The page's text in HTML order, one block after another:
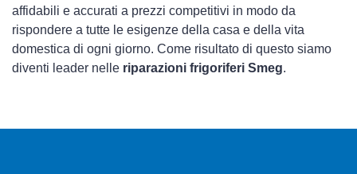
affidabili e accurati a prezzi competitivi in modo da
rispondere a tutte le esigenze della casa e della vita
domestica di ogni giorno. Come risultato di questo siamo
diventi leader nelle riparazioni frigoriferi Smeg.